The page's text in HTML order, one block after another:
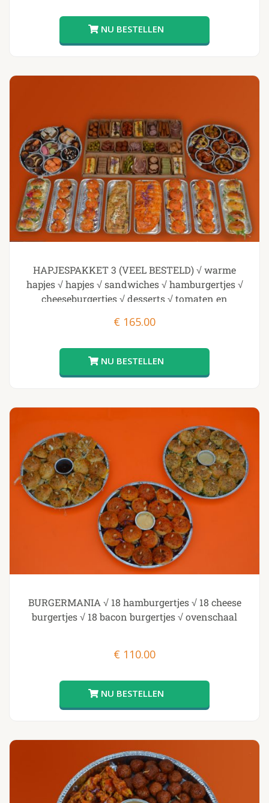
HAPJESPAKKET 3 (VEEL BESTELD) √ warme
hapjes √ hapjes √ sandwiches √ hamburgertjes √
cheeseburgertjes √ desserts √ tomaten en
€ 165.00
BURGERMANIA √ 18 hamburgertjes √ 18 cheese
burgertjes √ 18 bacon burgertjes √ ovenschaal
€ 110.00